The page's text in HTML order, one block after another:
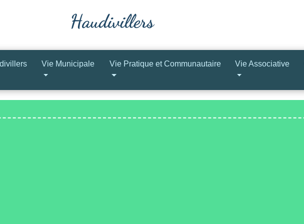
Vie Municipale Vie Pratique et Communautaire Vie Associative